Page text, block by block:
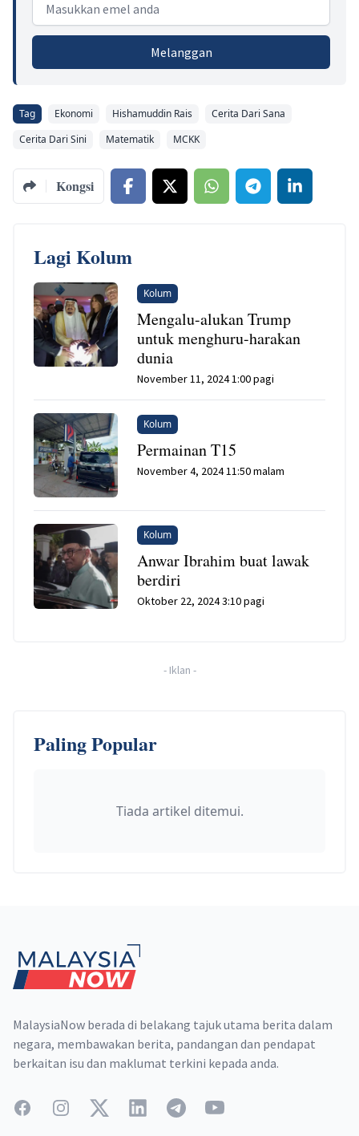
Melanggan
Tag Ekonomi Hishamuddin Rais
Cerita Dari Sana
Cerita Dari Sini
Matematik MCKK
Kongsi
Lagi Kolum
Kolum
Mengalu-alukan Trump
untuk menghuru-harakan
dunia
November 11, 2024 1:00 pagi
Kolum
Permainan T15
November 4, 2024 11:50 malam
Kolum
Anwar Ibrahim buat lawak
berdiri
Oktober 22, 2024 3:10 pagi
- Iklan -
Paling Popular
Tiada artikel ditemui.
MalaysiaNow berada di belakang tajuk utama berita dalam
negara, membawakan berita, pandangan dan pendapat
berkaitan isu dan maklumat terkini kepada anda.
FacebookInstagramTwitterLinkedInTelegramYouTube